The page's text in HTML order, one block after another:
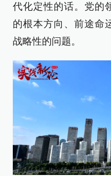
代化定性的话。党的
的根本方向、前途命
战略性的问题。